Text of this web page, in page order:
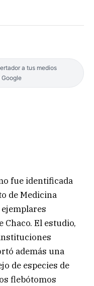
a tus medios
Google
fue identificada
de Medicina
ejemplares
El estudio,
además una
de especies de
flebótomos